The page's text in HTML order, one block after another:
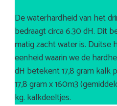
De waterhardheid van het
bedraagt circa 6.30 dH. Dit
matig zacht water is. Duitse
eenheid waarin we de
dH betekent 17,8 gram kalk
17,8 gram x 160m3
kg. kalkdeeltjes.